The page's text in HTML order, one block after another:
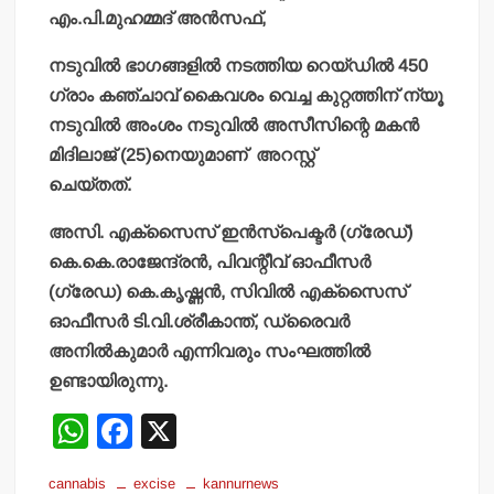
എം.പി.മുഹമ്മദ് അന്‍സഫ്,
നടുവില്‍ ഭാഗങ്ങളില്‍ നടത്തിയ റെയ്ഡില്‍ 450
ഗ്രാം കഞ്ചാവ് കൈവശം വെച്ച കുറ്റത്തിന് ന്യൂ
നടുവില്‍ അംശം നടുവില്‍ അസീസിന്റെ മകന്‍
മിദിലാജ് (25)നെയുമാണ് അറസ്റ്റ്
ചെയ്തത്.
അസി. എക്‌സൈസ് ഇന്‍സ്‌പെക്ടര്‍ (ഗ്രേഡ്)
കെ.കെ.രാജേന്ദ്രന്‍, പിവന്റീവ് ഓഫീസര്‍
(ഗ്രേഡ) കെ.കൃഷ്ണന്‍, സിവില്‍ എക്‌സൈസ്
ഓഫീസര്‍ ടി.വി.ശ്രീകാന്ത്, ഡ്രൈവര്‍
അനില്‍കുമാര്‍ എന്നിവരും സംഘത്തില്‍
ഉണ്ടായിരുന്നു.
W
F
cannabis excise kannurnews